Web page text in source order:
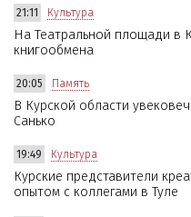
21:11 Культура
На Театральной площади в
книгообмена
20:05 Память
В Курской области
Санько
19:49 Культура
Курские представители
опытом с коллегами в Туле